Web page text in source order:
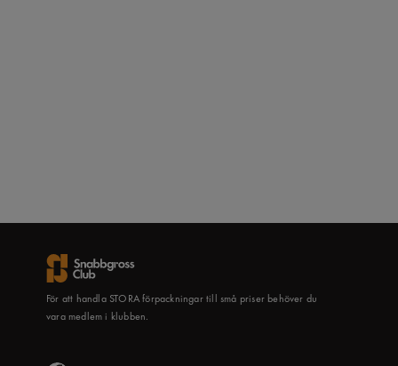
För att handla STORA förpackningar till små priser behöver du
vara medlem i klubben.